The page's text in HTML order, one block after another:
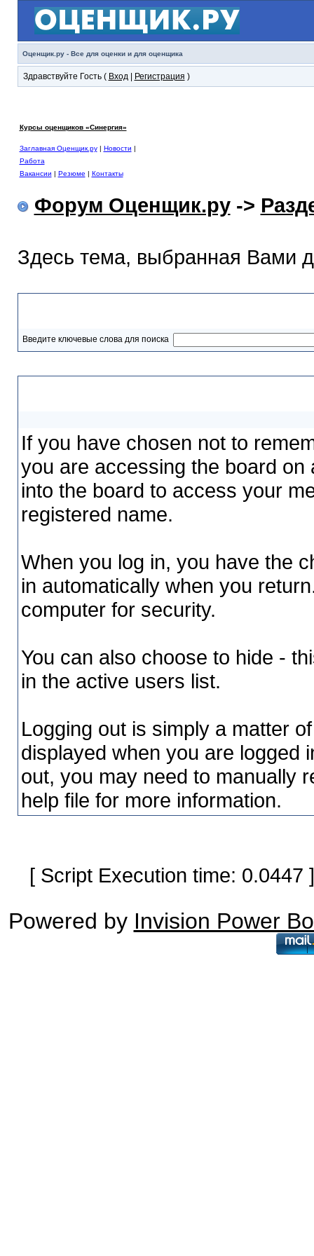
Оценщик.ру - Все для оценки и для оценщика
Здравствуйте Гость ( Вход| Регистрация )
Курсы оценщиков «Синергия»
Заглавная Оценщик.ру| Новости |
Работа
Вакансии | Резюме | Контакты
Форум Оценщик.ру->
Здесь тема, выбранная Вами
Введите ключевые слова для поиска
If you have chosen not to
you are accessing the board on
into the board to access your
registered name.
When you log in, you have the
in automatically when you
computer for security.
You can also choose to hide -
in the active users list.
Logging out is simply a matter
displayed when you are logged
out, you may need to manually
help file for more information.
[ Script Execution time:
Powered by Invision Power